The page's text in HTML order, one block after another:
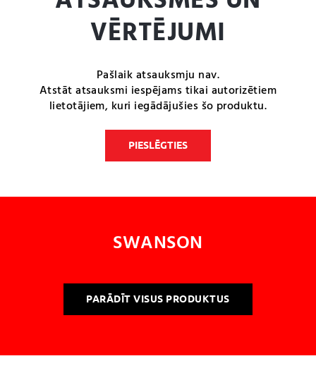
VĒRTĒJUMI
Pašlaik atsauksmju nav.
Atstāt atsauksmi iespējams tikai autorizētiem
lietotājiem, kuri iegādājušies šo produktu.
PIESLĒGTIES
SWANSON
PARĀDĪT VISUS PRODUKTUS